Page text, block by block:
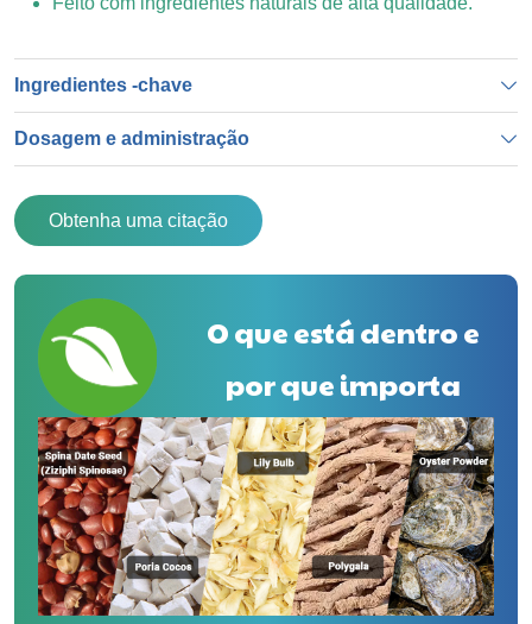
Ingredientes -chave
Dosagem e administração
Obtenha uma citação
O que está dentro e
por que importa